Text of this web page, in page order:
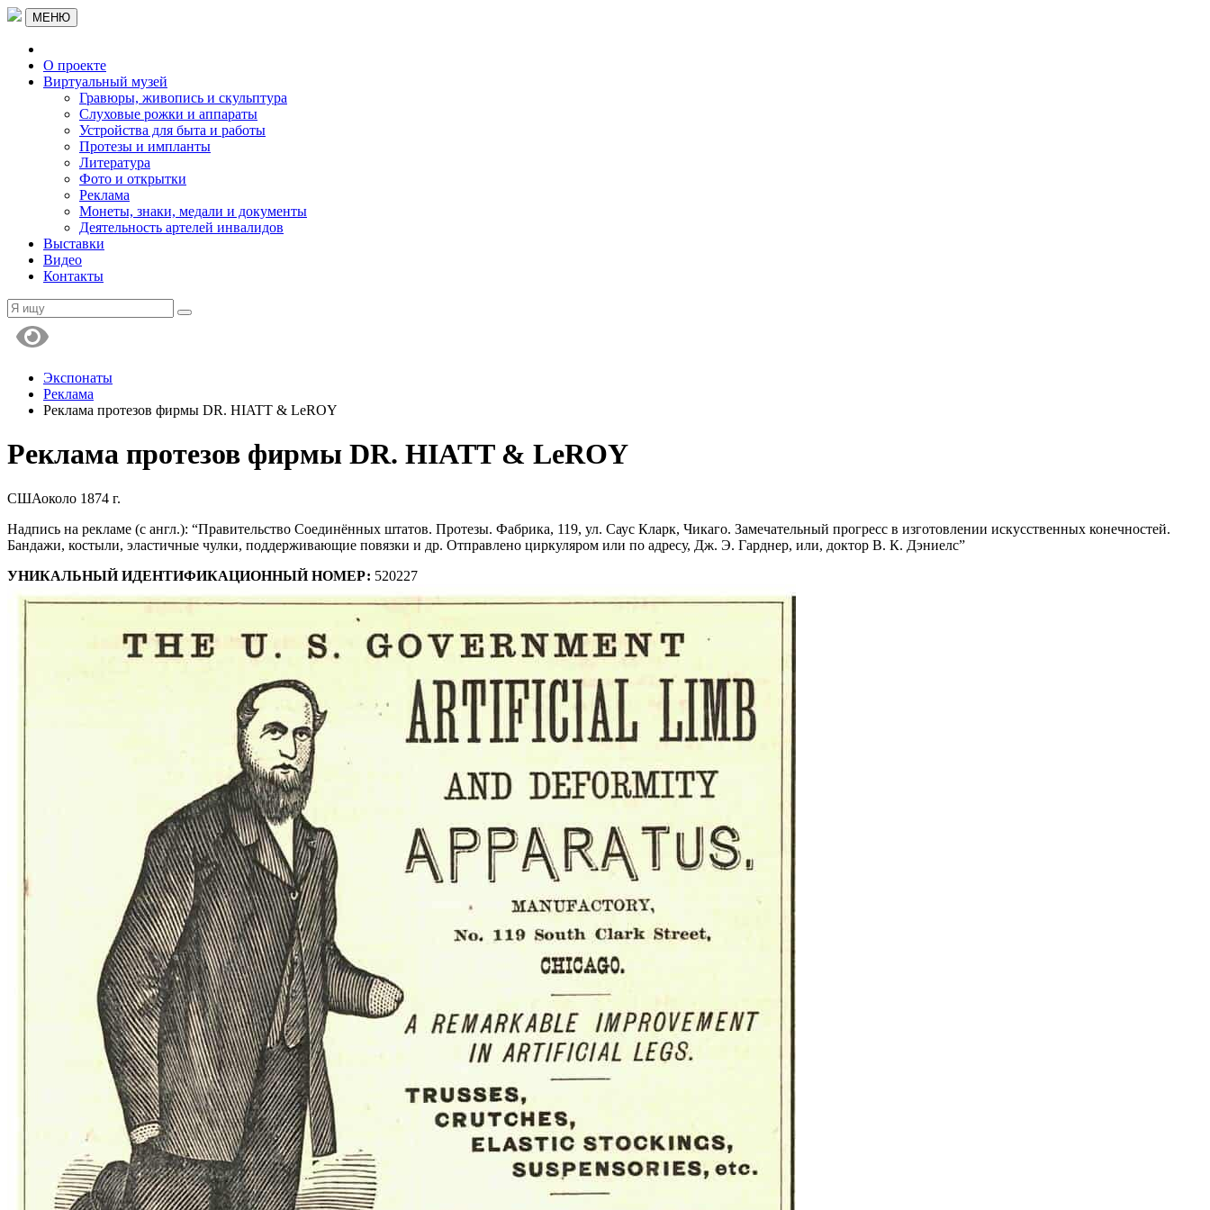
МЕНЮ
О проекте
Виртуальный музей
Гравюры, живопись и скульптура
Слуховые рожки и аппараты
Устройства для быта и работы
Протезы и импланты
Литература
Фото и открытки
Реклама
Монеты, знаки, медали и документы
Деятельность артелей инвалидов
Выставки
Видео
Контакты
Экспонаты
Реклама
Реклама протезов фирмы DR. HIATT & LeROY
Реклама протезов фирмы DR. HIATT & LeROY
СШАоколо 1874 г.
Надпись на рекламе (с англ.): “Правительство Соединённых штатов. Протезы. Фабрика, 119, ул. Саус Кларк, Чикаго. Замечательный прогресс в изготовлении искусственных конечностей.
Бандажи, костыли, эластичные чулки, поддерживающие повязки и др. Отправлено циркуляром или по адресу, Дж. Э. Гарднер, или, доктор В. К. Дэниелс”
УНИКАЛЬНЫЙ ИДЕНТИФИКАЦИОННЫЙ НОМЕР: 520227